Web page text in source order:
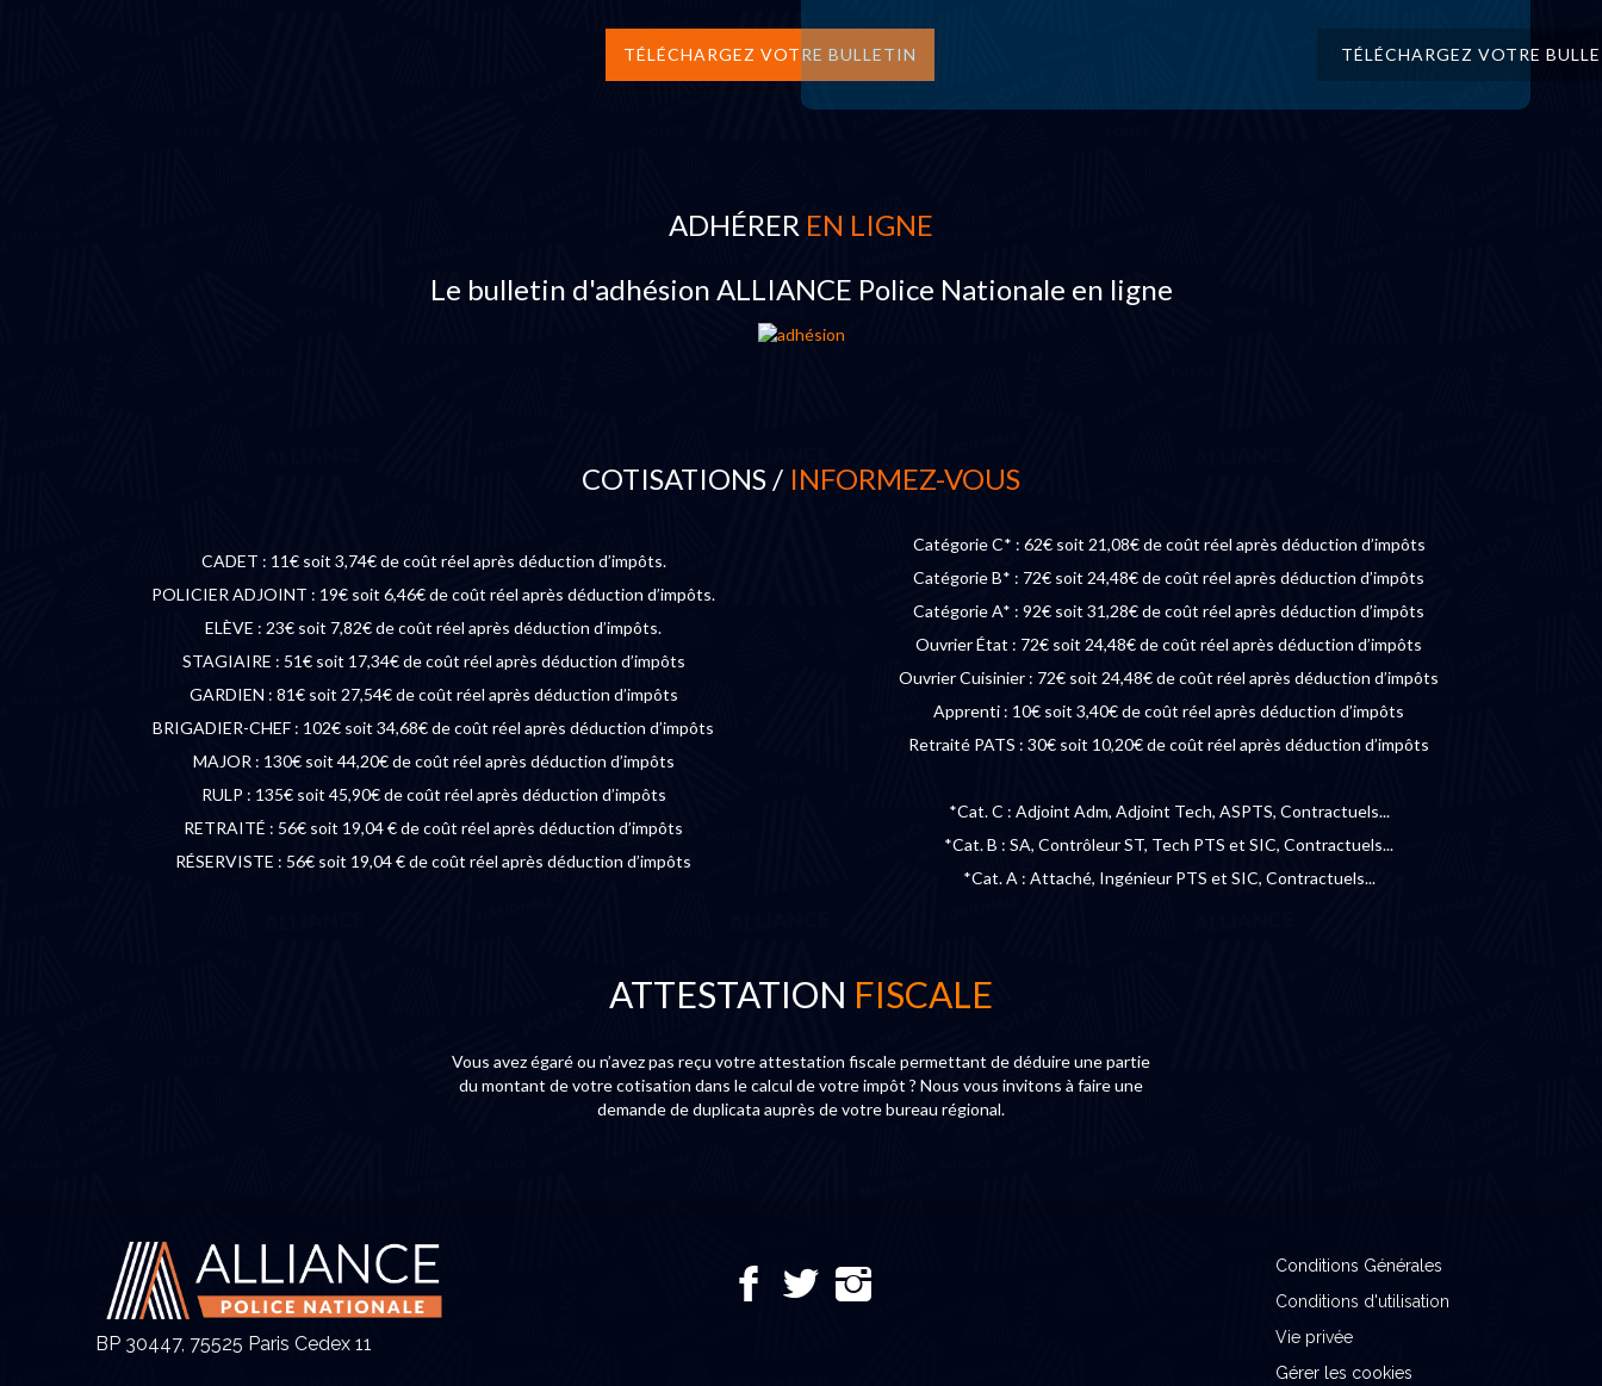
TÉLÉCHARGEZ VOTRE BULLETIN TÉLÉCHARGEZ VOTRE
ADHÉRER EN LIGNE
Le bulletin d'adhésion ALLIANCE Police Nationale en ligne
COTISATIONS / INFORMEZ-VOUS
CADET : 11€ soit 3,74€ de coût réel après déduction d’impôts.
POLICIER ADJOINT : 19€ soit 6,46€ de coût réel après déduction d’impôts.
ELÈVE : 23€ soit 7,82€ de coût réel après déduction d’impôts.
STAGIAIRE : 51€ soit 17,34€ de coût réel après déduction d’impôts
GARDIEN : 81€ soit 27,54€ de coût réel après déduction d’impôts
BRIGADIER-CHEF : 102€ soit 34,68€ de coût réel après déduction d’impôts
MAJOR : 130€ soit 44,20€ de coût réel après déduction d’impôts
RULP : 135€ soit 45,90€ de coût réel après déduction d’impôts
RETRAITÉ : 56€ soit 19,04 € de coût réel après déduction d’impôts
RÉSERVISTE : 56€ soit 19,04 € de coût réel après déduction d’impôts
Catégorie C* : 62€ soit 21,08€ de coût réel après déduction d’impôts
Catégorie B* : 72€ soit 24,48€ de coût réel après déduction d’impôts
Catégorie A* : 92€ soit 31,28€ de coût réel après déduction d’impôts
Ouvrier État : 72€ soit 24,48€ de coût réel après déduction d’impôts
Ouvrier Cuisinier : 72€ soit 24,48€ de coût réel après déduction d’impôts
Apprenti : 10€ soit 3,40€ de coût réel après déduction d’impôts
Retraité PATS : 30€ soit 10,20€ de coût réel après déduction d’impôts
*Cat. C : Adjoint Adm, Adjoint Tech, ASPTS, Contractuels...
*Cat. B : SA, Contrôleur ST, Tech PTS et SIC, Contractuels...
*Cat. A : Attaché, Ingénieur PTS et SIC, Contractuels...
ATTESTATION FISCALE
Vous avez égaré ou n’avez pas reçu votre attestation fiscale permettant de déduire une partie
du montant de votre cotisation dans le calcul de votre impôt ? Nous vous invitons à faire une
demande de duplicata auprès de votre bureau régional.
BP 30447, 75525 Paris Cedex 11
Conditions Générales
Conditions d'utilisation
Vie privée
Gérer les cookies